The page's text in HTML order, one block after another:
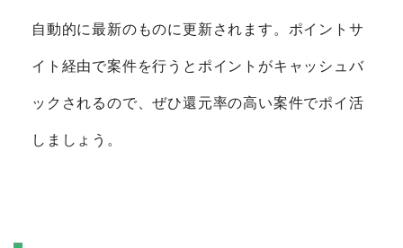
自動的に最新のものに更新されます。ポイントサ
イト経由で案件を行うとポイントがキャッシュバ
ックされるので、ぜひ還元率の高い案件でポイ活
しましょう。